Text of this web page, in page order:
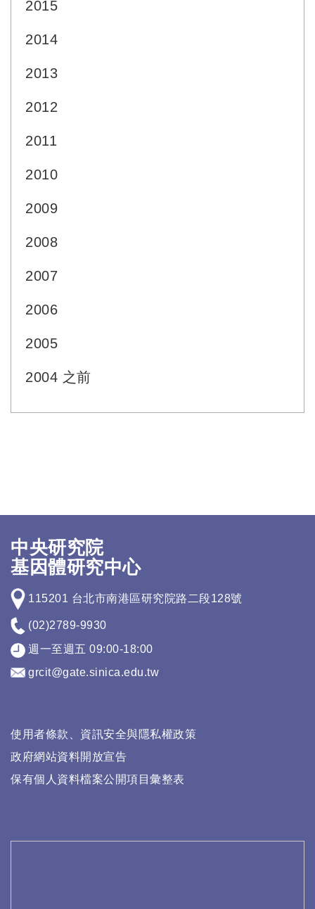
2015
2014
2013
2012
2011
2010
2009
2008
2007
2006
2005
2004 之前
中央研究院
基因體研究中心
115201 台北市南港區研究院路二段128號
(02)2789-9930
週一至週五 09:00-18:00
grcit@gate.sinica.edu.tw
使用者條款、資訊安全與隱私權政策
政府網站資料開放宣告
保有個人資料檔案公開項目彙整表